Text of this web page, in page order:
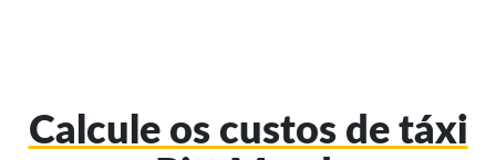
Calcule os custos de táxi